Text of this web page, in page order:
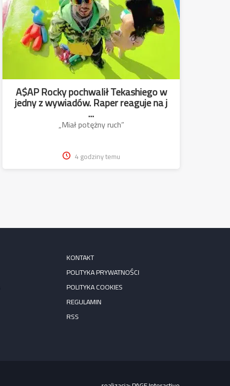
A$AP Rocky pochwalił Tekashiego w
jedny z wywiadów. Raper reaguje na j
...
„Miał potężny ruch”
4 godziny temu
KONTAKT
POLITYKA PRYWATNOŚCI
POLITYKA COOKIES
REGULAMIN
RSS